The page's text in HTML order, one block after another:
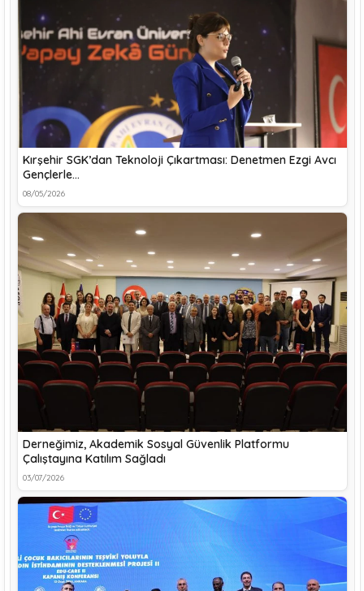
Kırşehir SGK’dan Teknoloji Çıkartması: Denetmen Ezgi Avcı
Gençlerle…
08/05/2026
Derneğimiz, Akademik Sosyal Güvenlik Platformu
Çalıştayına Katılım Sağladı
03/07/2026